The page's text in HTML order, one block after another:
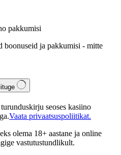
pakkumisi
boonuseid ja pakkumisi - mitte
seoses kasiino
Vaata privaatsuspoliitikat.
olema 18+ aastane ja online
vastutustundlikult.